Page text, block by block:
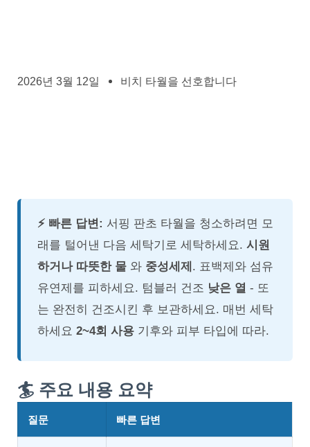
2026년 3월 12일 비치 타월을 선호합니다
⚡ 빠른 답변: 서핑 판초 타월을 청소하려면 모
래를 털어낸 다음 세탁기로 세탁하세요. 시원
하거나 따뜻한 물 와 중성세제 . 표백제와 섬유
유연제를 피하세요. 텀블러 건조 낮은 열 - 또
는 완전히 건조시킨 후 보관하세요. 매번 세탁
하세요 2~4회 사용 기후와 피부 타입에 따라.
🏄 주요 내용 요약
질문 빠른 답변